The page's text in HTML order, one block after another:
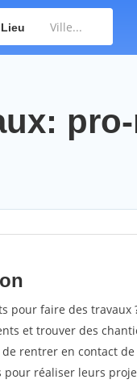
Lieu
pour faire des travaux
et trouver des
rentrer en contact de
pour réaliser leurs